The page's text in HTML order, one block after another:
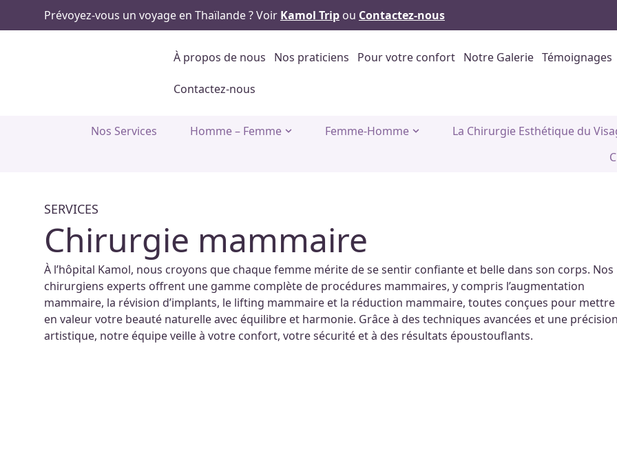
Prévoyez-vous un voyage en Thaïlande ? Voir Kamol Trip ou Contactez-nous
À propos de nous Nos praticiens Pour votre confort Notre Galerie Témoignages
Contactez-nous
Nos Services Homme – Femme Femme-Homme
La Chirurgie Esthétique du
SERVICES
Chirurgie mammaire
À l’hôpital Kamol, nous croyons que chaque femme mérite de se sentir confiante et belle dans son corps. Nos
chirurgiens experts offrent une gamme complète de procédures mammaires, y compris l’augmentation
mammaire, la révision d’implants, le lifting mammaire et la réduction mammaire, toutes conçues pour mettre
en valeur votre beauté naturelle avec équilibre et harmonie. Grâce à des techniques avancées et une
artistique, notre équipe veille à votre confort, votre sécurité et à des résultats époustouflants.